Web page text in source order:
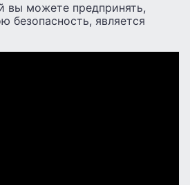
вы можете предпринять,
безопасность, является